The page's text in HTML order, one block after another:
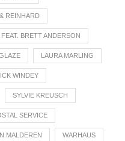
REINHARD
BRETT ANDERSON
LAURA MARLING
WINDEY
SYLVIE KREUSCH
SERVICE
MALDEREN WARHAUS